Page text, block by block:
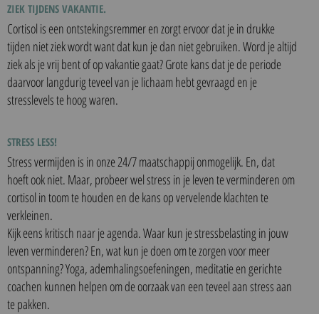
ZIEK TIJDENS VAKANTIE.
Cortisol is een ontstekingsremmer en zorgt ervoor dat je in drukke
tijden niet ziek wordt want dat kun je dan niet gebruiken. Word je altijd
ziek als je vrij bent of op vakantie gaat? Grote kans dat je de periode
daarvoor langdurig teveel van je lichaam hebt gevraagd en je
stresslevels te hoog waren.
STRESS LESS!
Stress vermijden is in onze 24/7 maatschappij onmogelijk. En, dat
hoeft ook niet. Maar, probeer wel stress in je leven te verminderen om
cortisol in toom te houden en de kans op vervelende klachten te
verkleinen.
Kijk eens kritisch naar je agenda. Waar kun je stressbelasting in jouw
leven verminderen? En, wat kun je doen om te zorgen voor meer
ontspanning? Yoga, ademhalingsoefeningen, meditatie en gerichte
coachen kunnen helpen om de oorzaak van een teveel aan stress aan
te pakken.